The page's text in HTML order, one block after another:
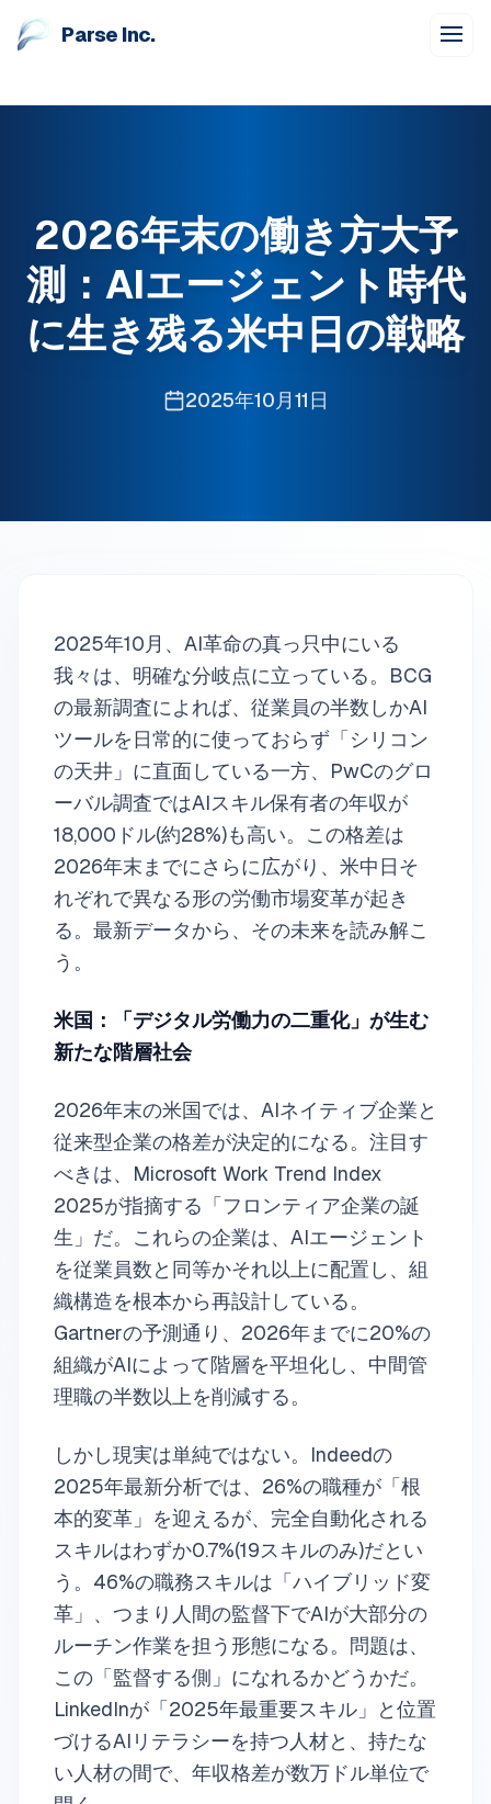
Parse Inc.
2026年末の働き方大予
測：AIエージェント時代
に生き残る米中日の戦略
2025年10月11日
2025年10月、AI革命の真っ只中にいる
我々は、明確な分岐点に立っている。BCG
の最新調査によれば、従業員の半数しかAI
ツールを日常的に使っておらず「シリコン
の天井」に直面している一方、PwCのグロ
ーバル調査ではAIスキル保有者の年収が
18,000ドル(約28%)も高い。この格差は
2026年末までにさらに広がり、米中日そ
れぞれで異なる形の労働市場変革が起き
る。最新データから、その未来を読み解こ
う。
米国：「デジタル労働力の二重化」が生む
新たな階層社会
2026年末の米国では、AIネイティブ企業と
従来型企業の格差が決定的になる。注目す
べきは、Microsoft Work Trend Index
2025が指摘する「フロンティア企業の誕
生」だ。これらの企業は、AIエージェント
を従業員数と同等かそれ以上に配置し、組
織構造を根本から再設計している。
Gartnerの予測通り、2026年までに20%の
組織がAIによって階層を平坦化し、中間管
理職の半数以上を削減する。
しかし現実は単純ではない。Indeedの
2025年最新分析では、26%の職種が「根
本的変革」を迎えるが、完全自動化される
スキルはわずか0.7%(19スキルのみ)だとい
う。46%の職務スキルは「ハイブリッド変
革」、つまり人間の監督下でAIが大部分の
ルーチン作業を担う形態になる。問題は、
この「監督する側」になれるかどうかだ。
LinkedInが「2025年最重要スキル」と位置
づけるAIリテラシーを持つ人材と、持たな
い人材の間で、年収格差が数万ドル単位で